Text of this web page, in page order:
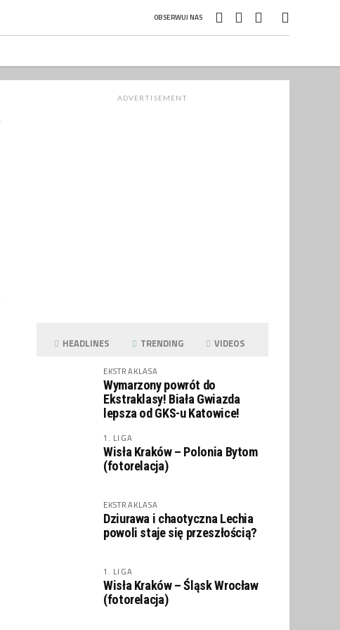
OBSERWUJ NAS
ADVERTISEMENT
HEADLINES TRENDING VIDEOS
EKSTRAKLASA
Wymarzony powrót do
Ekstraklasy! Biała Gwiazda
lepsza od GKS-u Katowice!
1. LIGA
Wisła Kraków – Polonia Bytom
(fotorelacja)
EKSTRAKLASA
Dziurawa i chaotyczna Lechia
powoli staje się przeszłością?
1. LIGA
Wisła Kraków – Śląsk Wrocław
(fotorelacja)